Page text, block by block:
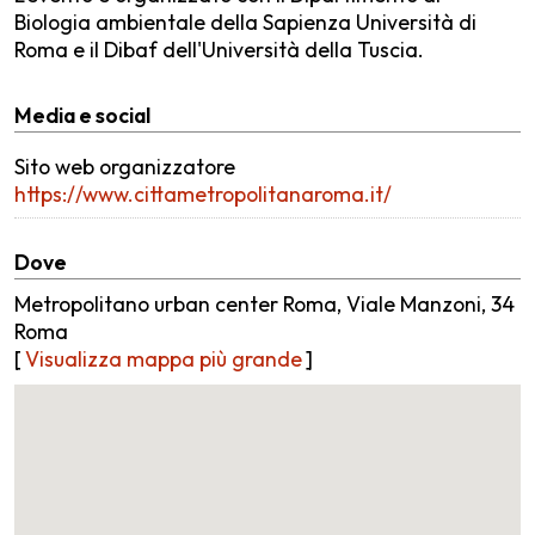
Biologia ambientale della Sapienza Università di
Roma e il Dibaf dell'Università della Tuscia.
Media e social
Sito web organizzatore
https://www.cittametropolitanaroma.it/
Dove
Metropolitano urban center Roma, Viale Manzoni, 34
Roma
[Visualizza mappa più grande]